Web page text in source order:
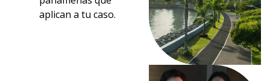
aplican a tu caso.